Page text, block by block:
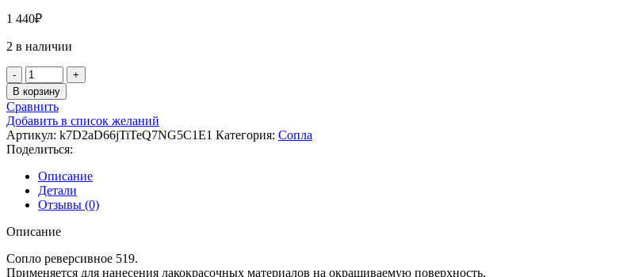
1 440₽
2 в наличии
Количество
товара
ASM
Сопло
519
В корзину
Сравнить
Добавить в список желаний
Артикул: k7D2aD66jTiTeQ7NG5C1E1 Категория: Сопла
Поделиться:
Описание
Детали
Отзывы (0)
Описание
Сопло реверсивное 519.
Применяется для нанесения лакокрасочных материалов на окрашиваемую поверхность.